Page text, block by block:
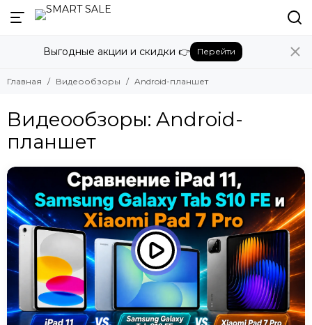
Выгодные акции и скидки 👉 Перейти
Главная Видеообзоры Android-планшет
Видеообзоры: Android-
планшет